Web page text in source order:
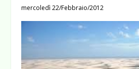
mercoledì 22/Febbraio/2012